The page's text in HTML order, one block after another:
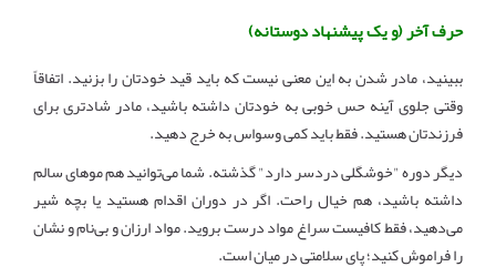
حرف آخر (و یک پیشنهاد دوستانه)
ببینید، مادر شدن به این معنی نیست که باید قید خودتان را بزنید. اتفاقاً
وقتی جلوی آینه حس خوبی به خودتان داشته باشید، مادر شادتری برای
فرزندتان هستید. فقط باید کمی وسواس به خرج دهید.
دیگر دوره "خوشگلی دردسر دارد" گذشته. شما می‌توانید هم موهای سالم
داشته باشید، هم خیال راحت. اگر در دوران اقدام هستید یا بچه شیر
می‌دهید، فقط کافیست سراغ مواد درست بروید. مواد ارزان و بی‌نام و نشان
را فراموش کنید؛ پای سلامتی در میان است.